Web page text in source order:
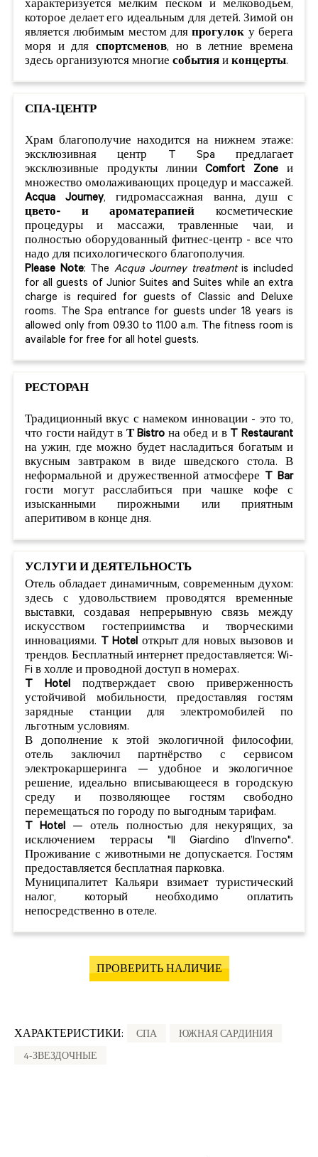
характеризуется мелким песком и мелководьем,
которое делает его идеальным для детей. Зимой он
является любимым местом дляпрогулок у берега
моря и дляспортсменов, но в летние времена
здесь организуются многие события и концерты.
СПА-ЦЕНТР
Храм благополучие находится на нижнем этаже:
эксклюзивная центр T Spa предлагает
эксклюзивные продукты линииComfort Zone и
множество омолаживающих процедур и массажей.
Acqua Journey, гидромассажная ванна, душ с
цвето- и ароматерапией косметические
процедуры и массажи, травленные чаи, и
полностью оборудованный фитнес-центр - все что
надо для психологического благополучия.
Please Note: The Acqua Journey treatmentis included
for all guests of Junior Suites and Suites while an extra
charge is required for guests of Classic and Deluxe
rooms. The Spa entrance for guests under 18 years is
allowed only from 09.30 to 11.00 a.m. The fitness room is
available for free for all hotel guests.
РЕСТОРАН
Традиционный вкус с намеком инновации - это то,
что гости найдут в Т Bistro на обед и вT Restaurant
на ужин, где можно будет насладиться богатым и
вкусным завтраком в виде шведского стола. В
неформальной и дружественной атмосфере
T Bar
гости могут расслабиться при чашке кофе с
изысканными пирожными или приятным
аперитивом в конце дня.
УСЛУГИ И ДЕЯТЕЛЬНОСТЬ
Отель обладает динамичным, современным духом:
здесь с удовольствием проводятся временные
выставки, создавая непрерывную связь между
искусством гостеприимства и творческими
инновациями.
T Hotel открыт для новых вызовов и
трендов. Бесплатный интернет предоставляется: Wi-
Fi в холле и проводной доступ в номерах.
T Hotel подтверждает свою приверженность
устойчивой мобильности, предоставляя гостям
зарядные станции для электромобилей по
льготным условиям.
В дополнение к этой экологичной философии,
отель заключил партнёрство с сервисом
электрокаршеринга — удобное и экологичное
решение, идеально вписывающееся в городскую
среду и позволяющее гостям свободно
перемещаться по городу по выгодным тарифам.
T Hotel — отель полностью для некурящих, за
исключением террасы "Il Giardino d’Inverno".
Проживание с животными не допускается. Гостям
предоставляется бесплатная парковка.
Муниципалитет Кальяри взимает туристический
налог, который необходимо оплатить
непосредственно в отеле.
ПРОВЕРИТЬ НАЛИЧИЕ
ХАРАКТЕРИСТИКИ: СПА ЮЖНАЯ САРДИНИЯ
4-ЗВЕЗДОЧНЫЕ